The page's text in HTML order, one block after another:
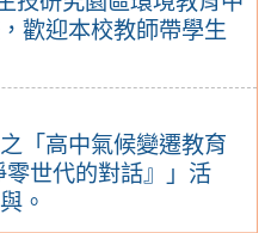
歡迎本校教師帶學生
「高中氣候變遷教育
世代的對話』」活
。